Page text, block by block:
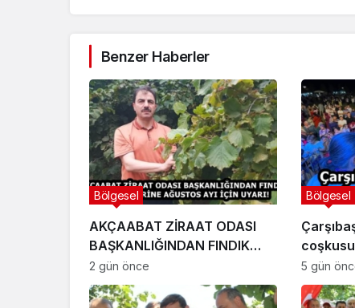
Benzer Haberler
AKÇAABAT ZİRAAT ODASI
BAŞKANLIĞINDAN FINDIK
ÜRETİCİLERİNE AĞUSTOS AYI
İÇİN UYARI!
Bölgesel
2 gün önce
Bölgesel
5 gün